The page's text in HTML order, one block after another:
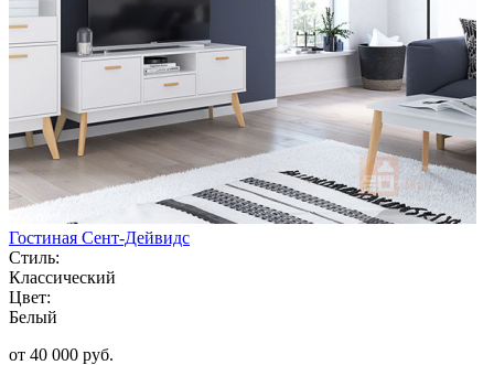
Гостиная Сент-Дейвидс
Стиль:
Классический
Цвет:
Белый
от 40 000 руб.